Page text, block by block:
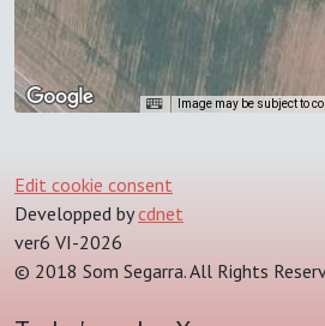
Image may be subject to
Edit cookie consent
Developped bycdnet
ver6 VI-2026
© 2018 Som Segarra. All Rights